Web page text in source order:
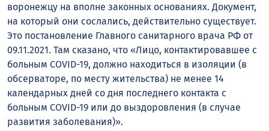
воронежцу на вполне законных основаниях. Документ,
на который они сослались, действительно существует.
Это постановление Главного санитарного врача РФ от
09.11.2021. Там сказано, что «Лицо, контактировавшее с
больным COVID-19, должно находиться в изоляции (в
обсерваторе, по месту жительства) не менее 14
календарных дней со дня последнего контакта с
больным COVID-19 или до выздоровления (в случае
развития заболевания)».